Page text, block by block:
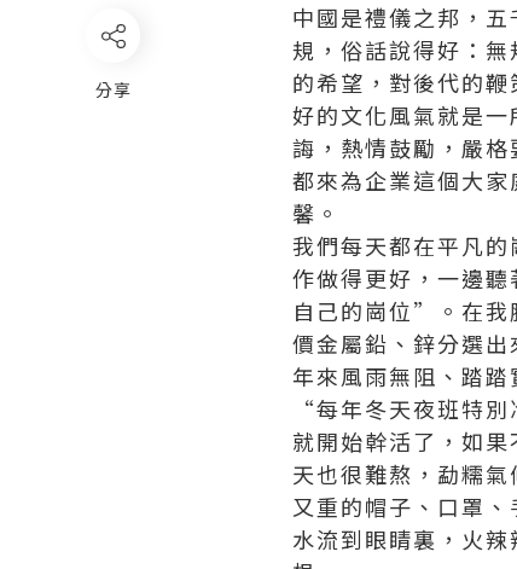
中國是禮儀之邦，
規，俗話說得好：
的希望，對後代的
好的文化風氣就是
誨，熱情鼓勵，嚴
都來為企業這個大
馨。
我們每天都在平凡
作做得更好，一邊
自己的崗位”。在我
價金屬鉛、鋅分選
年來風雨無阻、踏
“每年冬天夜班特
就開始幹活了，如
天也很難熬，勐糯
又重的帽子、口罩
水流到眼睛裏，火
分享